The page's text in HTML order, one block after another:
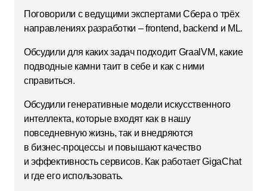
Поговорили с ведущими экспертами Сбера о трёх
направлениях разработки – frontend, backend и ML.
Обсудили для каких задач подходит GraalVM, какие
подводные камни таит в себе и как с ними
справиться.
Обсудили генеративные модели искусственного
интеллекта, которые входят как в нашу
повседневную жизнь, так и внедряются
в бизнес‑процессы и повышают качество
и эффективность сервисов. Как работает GigaChat
и где его использовать.